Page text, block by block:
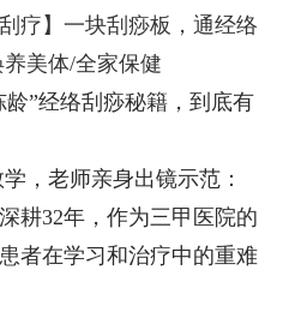
疗】一块刮痧板，通经络
美体/全家保健
”经络刮痧秘籍，到底有
老师亲身出镜示范：
32年，作为三甲医院的
者在学习和治疗中的重难